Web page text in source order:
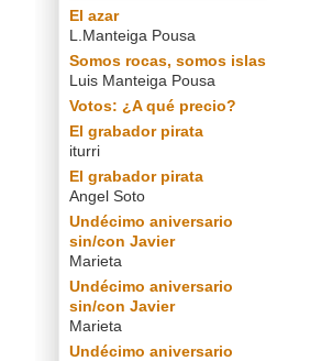
El azar
L.Manteiga Pousa
Somos rocas, somos islas
Luis Manteiga Pousa
Votos: ¿A qué precio?
El grabador pirata
iturri
El grabador pirata
Angel Soto
Undécimo aniversario
sin/con Javier
Marieta
Undécimo aniversario
sin/con Javier
Marieta
Undécimo aniversario